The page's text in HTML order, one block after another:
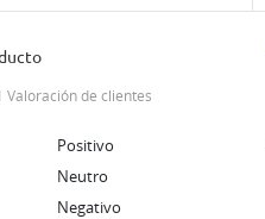
Valoración de clientes
Positivo
Neutro
Negativo